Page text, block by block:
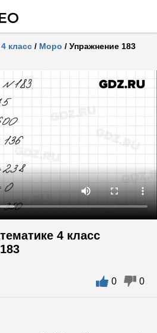
4 класс / Моро / Упражнение 183
4 класс
0 0